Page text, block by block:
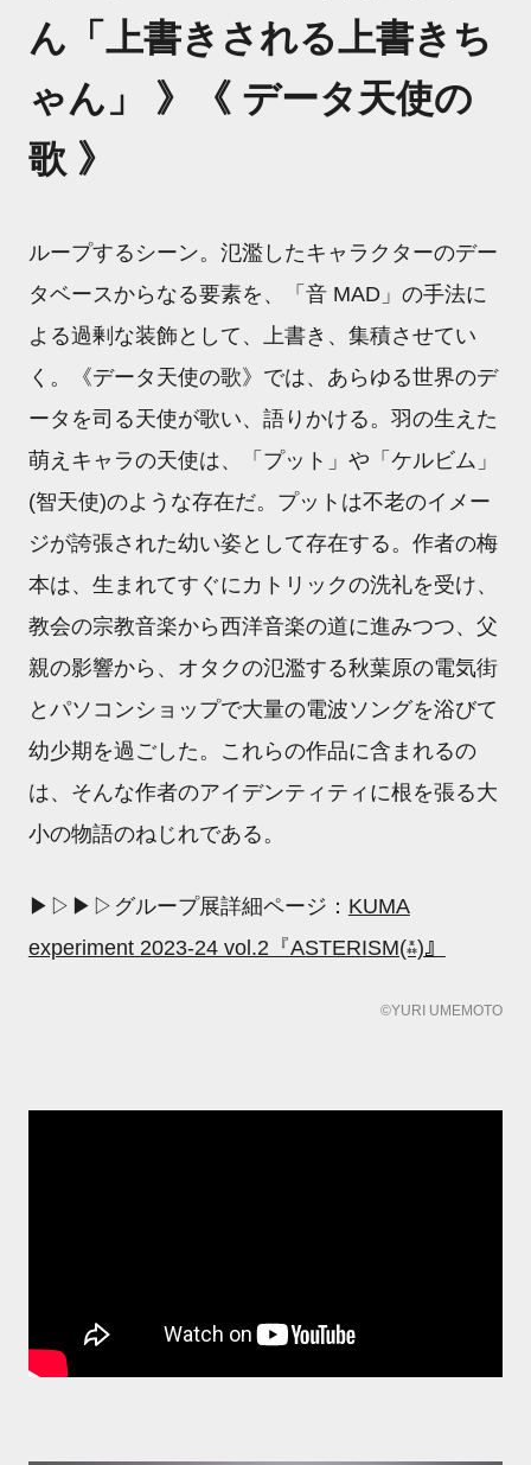
ん「上書きされる上書きち
ゃん」 》《 データ天使の
歌 》
ループするシーン。氾濫したキャラクターのデー
タベースからなる要素を、「音 MAD」の手法に
よる過剰な装飾として、上書き、集積させてい
く。《データ天使の歌》では、あらゆる世界のデ
ータを司る天使が歌い、語りかける。羽の生えた
萌えキャラの天使は、「プット」や「ケルビム」
(智天使)のような存在だ。プットは不老のイメー
ジが誇張された幼い姿として存在する。作者の梅
本は、生まれてすぐにカトリックの洗礼を受け、
教会の宗教音楽から西洋音楽の道に進みつつ、父
親の影響から、オタクの氾濫する秋葉原の電気街
とパソコンショップで大量の電波ソングを浴びて
幼少期を過ごした。これらの作品に含まれるの
は、そんな作者のアイデンティティに根を張る大
小の物語のねじれである。
▶▷▶▷グループ展詳細ページ： KUMA
experiment 2023-24 vol.2『ASTERISM(⁂)』
©YURI UMEMOTO